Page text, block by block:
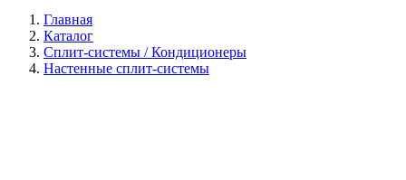
Главная
Каталог
Сплит-системы / Кондиционеры
Настенные сплит-системы